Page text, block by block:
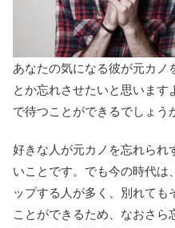
あなたの気になる彼が元カ
とか忘れさせたいと思います
で待つことができるでしょう
好きな人が元カノを忘れられ
いことです。でも今の時代は
ップする人が多く、別れても
ことができるため、なおさら